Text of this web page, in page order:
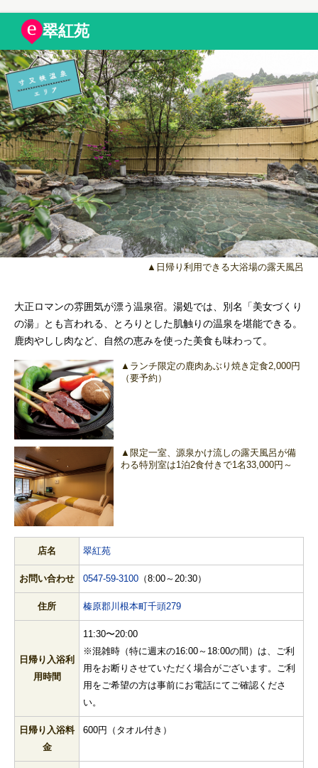
翠紅苑
▲日帰り利用できる大浴場の露天風呂
大正ロマンの雰囲気が漂う温泉宿。湯処では、別名「美女づくり
の湯」とも言われる、とろりとした肌触りの温泉を堪能できる。
鹿肉やしし肉など、自然の恵みを使った美食も味わって。
▲ランチ限定の鹿肉あぶり焼き定食2,000円
（要予約）
▲限定一室、源泉かけ流しの露天風呂が備
わる特別室は1泊2食付きで1名33,000円～
店名 翠紅苑
お問い合わせ 0547-59-3100 （8:00～20:30）
住所 榛原郡川根本町千頭279
日帰り入浴利
用時間
11:30〜20:00
※混雑時（特に週末の16:00～18:00の間）は、ご利
用をお断りさせていただく場合がございます。ご利
用をご希望の方は事前にお電話にてご確認くださ
い。
日帰り入浴料
金
600円（タオル付き）